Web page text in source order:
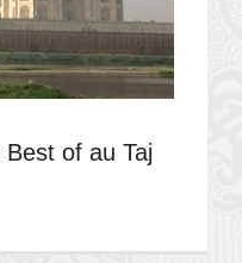
of au Taj